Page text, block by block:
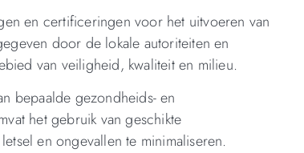
en certificeringen voor het uitvoeren van
door de lokale autoriteiten en
van veiligheid, kwaliteit en milieu.
bepaalde gezondheids- en
het gebruik van geschikte
en ongevallen te minimaliseren.